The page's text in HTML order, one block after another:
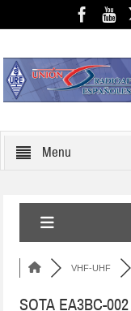
Menu
VHF-UHF
SOTA EA3BC-002